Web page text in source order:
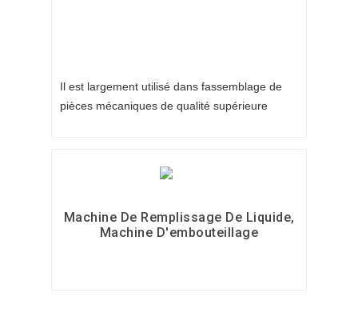
Il est largement utilisé dans fassemblage de
pièces mécaniques de qualité supérieure
Machine De Remplissage De Liquide,
Machine D'embouteillage